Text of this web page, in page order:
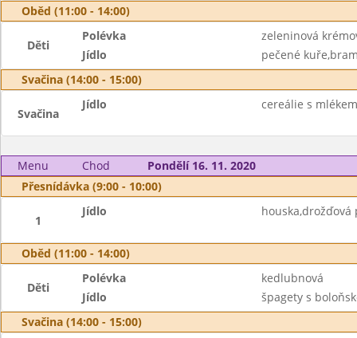
Oběd (11:00 - 14:00)
Děti
Polévka
zeleninová
Jídlo
pečené
Svačina (14:00 - 15:00)
Svačina
Jídlo cereálie s
Menu Chod
Pondělí 16. 11. 2020
Přesnídávka (9:00 - 10:00)
1
Jídlo houska,drožďová
Oběd (11:00 - 14:00)
Děti
Polévka
kedlubnová
Jídlo
špagety s
Svačina (14:00 - 15:00)